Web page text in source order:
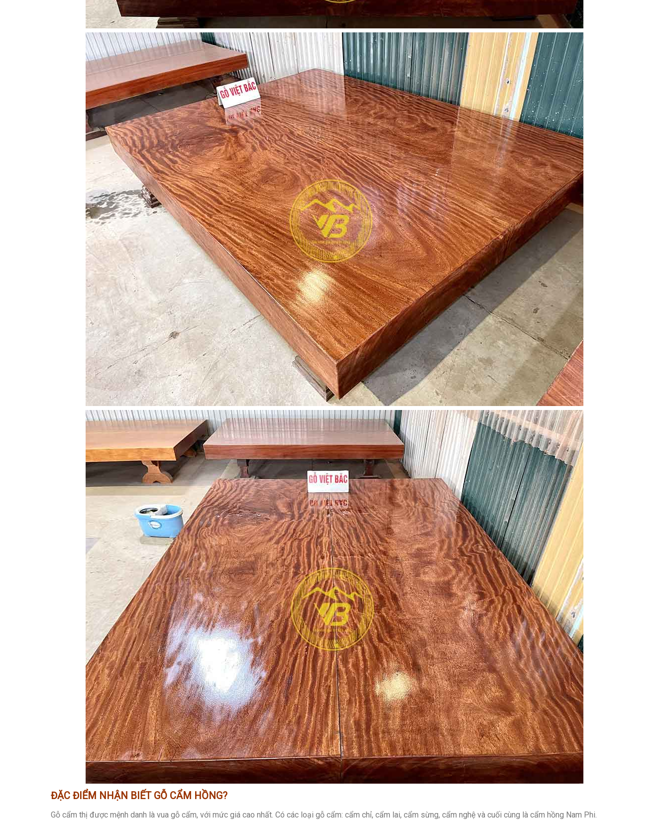
ĐẶC ĐIỂM NHẬN BIẾT GỖ CẨM HỒNG?
Gỗ cẩm thị được mệnh danh là vua gỗ cẩm, với mức giá cao nhất. Có các loại gỗ cẩm: cẩm chỉ, cẩm lai, cẩm sừng, cẩm nghệ và cuối cùng là cẩm hồng Nam Phi.